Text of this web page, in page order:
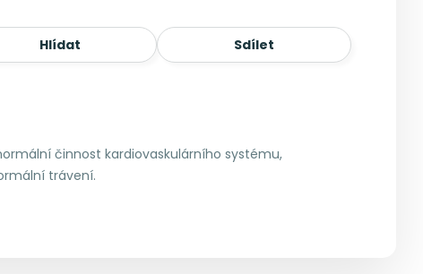
Hlídat Sdílet
činnost kardiovaskulárního systému,
trávení.